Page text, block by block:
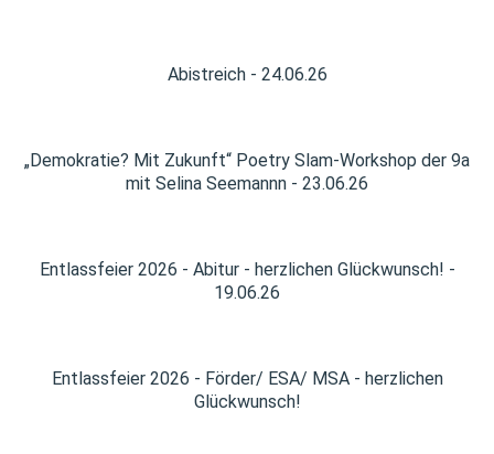
Abistreich - 24.06.26
„Demokratie? Mit Zukunft“ Poetry Slam-Workshop der 9a
mit Selina Seemannn - 23.06.26
Entlassfeier 2026 - Abitur - herzlichen Glückwunsch! -
19.06.26
Entlassfeier 2026 - Förder/ ESA/ MSA - herzlichen
Glückwunsch!